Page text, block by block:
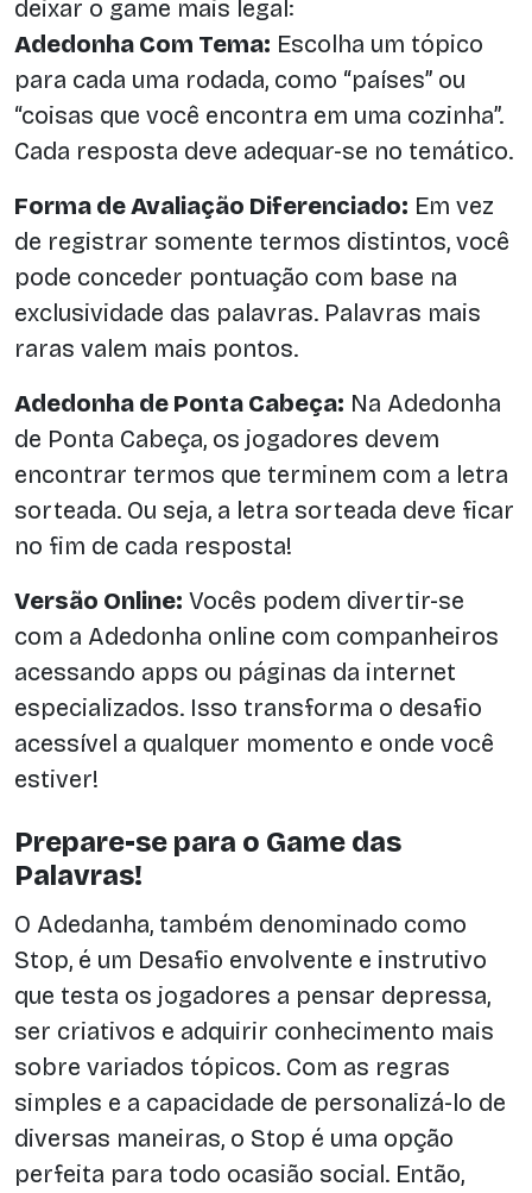
deixar o game mais legal:
Adedonha Com Tema: Escolha um tópico
para cada uma rodada, como “países” ou
“coisas que você encontra em uma cozinha”.
Cada resposta deve adequar-se no temático.
Forma de Avaliação Diferenciado: Em vez
de registrar somente termos distintos, você
pode conceder pontuação com base na
exclusividade das palavras. Palavras mais
raras valem mais pontos.
Adedonha de Ponta Cabeça: Na Adedonha
de Ponta Cabeça, os jogadores devem
encontrar termos que terminem com a letra
sorteada. Ou seja, a letra sorteada deve ficar
no fim de cada resposta!
Versão Online: Vocês podem divertir-se
com a Adedonha online com companheiros
acessando apps ou páginas da internet
especializados. Isso transforma o desafio
acessível a qualquer momento e onde você
estiver!
Prepare-se para o Game das
Palavras!
O Adedanha, também denominado como
Stop, é um Desafio envolvente e instrutivo
que testa os jogadores a pensar depressa,
ser criativos e adquirir conhecimento mais
sobre variados tópicos. Com as regras
simples e a capacidade de personalizá-lo de
diversas maneiras, o Stop é uma opção
perfeita para todo ocasião social. Então,